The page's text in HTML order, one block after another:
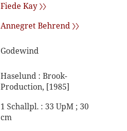
Fiede Kay 〉〉
Annegret Behrend 〉〉
Godewind
Haselund : Brook-
Production, [1985]
1 Schallpl. : 33 UpM ; 30
cm